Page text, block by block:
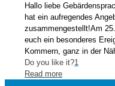
Hallo liebe
hat ein aufregendes
zusammengestellt!Am
euch ein besonderes
Kommern, ganz in der
Do you like it?1
Read more